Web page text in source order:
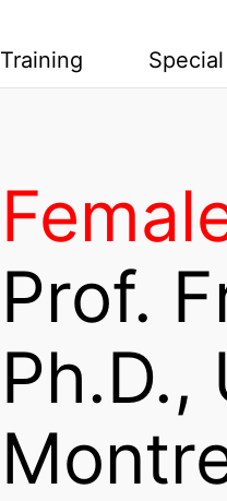
Training
Prof.